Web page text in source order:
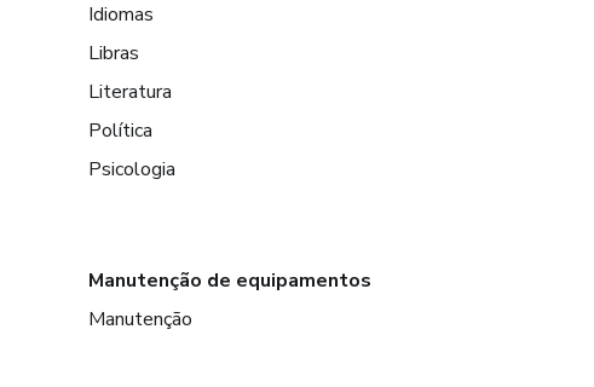
Idiomas
Libras
Literatura
Política
Psicologia
Manutenção de equipamentos
Manutenção